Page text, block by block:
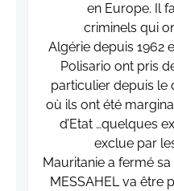
en Europe. Il
criminels qui
Algérie depuis 1962
Polisario ont pris
particulier depuis le
où ils ont été
d’Etat …quelques
exclue par
Mauritanie a fermé
MESSAHEL va être